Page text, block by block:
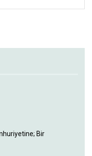
Bir